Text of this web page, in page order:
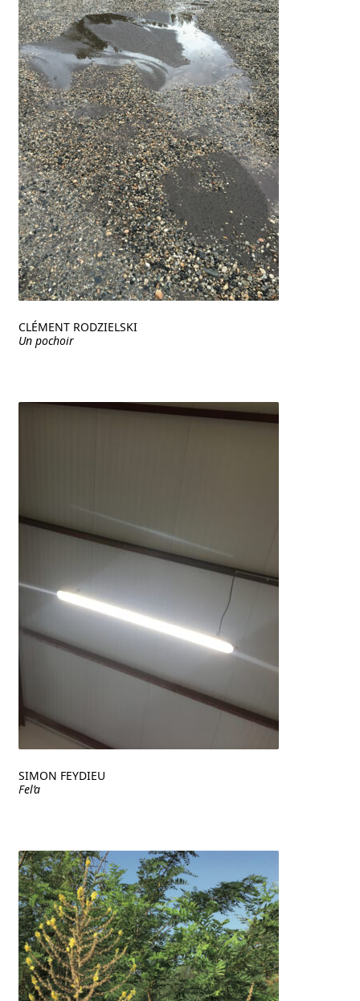
CLÉMENT RODZIELSKI
Un pochoir
SIMON FEYDIEU
Fel’a